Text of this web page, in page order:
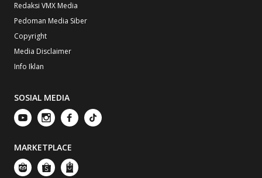
Redaksi VMX Media
Pedoman Media Siber
Copyright
Media Disclaimer
Info Iklan
SOSIAL MEDIA
MARKETPLACE